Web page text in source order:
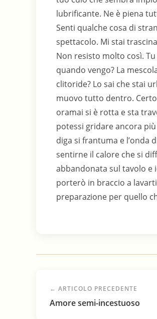
lubrificante. Ne è piena
Senti qualche cosa di
spettacolo. Mi stai
Non resisto molto così.
quando vengo? La
clitoride? Lo sai che stai
muovo tutto dentro.
oramai si è rotta e sta
potessi gridare ancora
diga si frantuma e l’onda
sentirne il calore che si
abbandonata sul tavolo e
porterò in braccio a
preparazione per quello
← ARTICOLO PRECEDENTE
Amore semi-incestuoso